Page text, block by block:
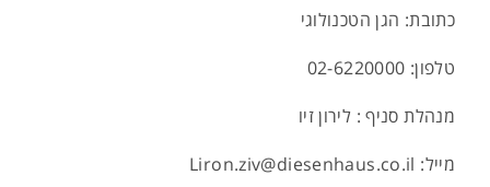
כתובת: הגן הטכנולוגי
טלפון: 02-6220000
מנהלת סניף : לירון זיו
מייל: Liron.ziv@diesenhaus.co.il